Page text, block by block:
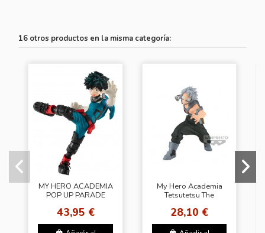
16 otros productos en la misma categoría:
MY HERO ACADEMIA
POP UP PARADE
TRAJE
43,95 €
My Hero Academia
Tetsutetsu The
34
28,10 €